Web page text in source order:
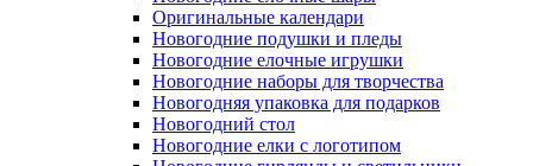
Оригинальные календари
Новогодние подушки и пледы
Новогодние елочные игрушки
Новогодние наборы для творчества
Новогодняя упаковка для подарков
Новогодний стол
Новогодние елки с логотипом